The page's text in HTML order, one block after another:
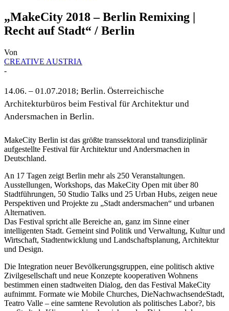
„MakeCity 2018 – Berlin Remixing |
Recht auf Stadt“ / Berlin
Von
CREATIVE AUSTRIA
-
14.06. – 01.07.2018; Berlin. Österreichische
Architekturbüros beim Festival für Architektur und
Andersmachen in Berlin.
MakeCity Berlin ist das größte transsektoral und transdiziplinär
aufgestellte Festival für Architektur und Andersmachen in
Deutschland.
An 17 Tagen zeigt Berlin mehr als 250 Veranstaltungen.
Ausstellungen, Workshops, das MakeCity Open mit über 80
Stadtführungen, 50 Studio Talks und 25 Urban Hubs, zeigen neue
Perspektiven und Projekte zu „Stadt andersmachen“ und urbanen
Alternativen.
Das Festival spricht alle Bereiche an, ganz im Sinne einer
intelligenten Stadt. Gemeint sind Politik und Verwaltung, Kultur und
Wirtschaft, Stadtentwicklung und Landschaftsplanung, Architektur
und Design.
Die Integration neuer Bevölkerungsgruppen, eine politisch aktive
Zivilgesellschaft und neue Konzepte kooperativen Wohnens
bestimmen einen stadtweiten Dialog, den das Festival MakeCity
aufnimmt. Formate wie Mobile Churches, DieNachwachsendeStadt,
Teatro Valle – eine samtene Revolution als politisches Labor?, bis